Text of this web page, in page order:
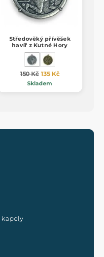
Středověký přívěšek
havíř z Kutné Hory
150 Kč 135 Kč
Skladem
kapely